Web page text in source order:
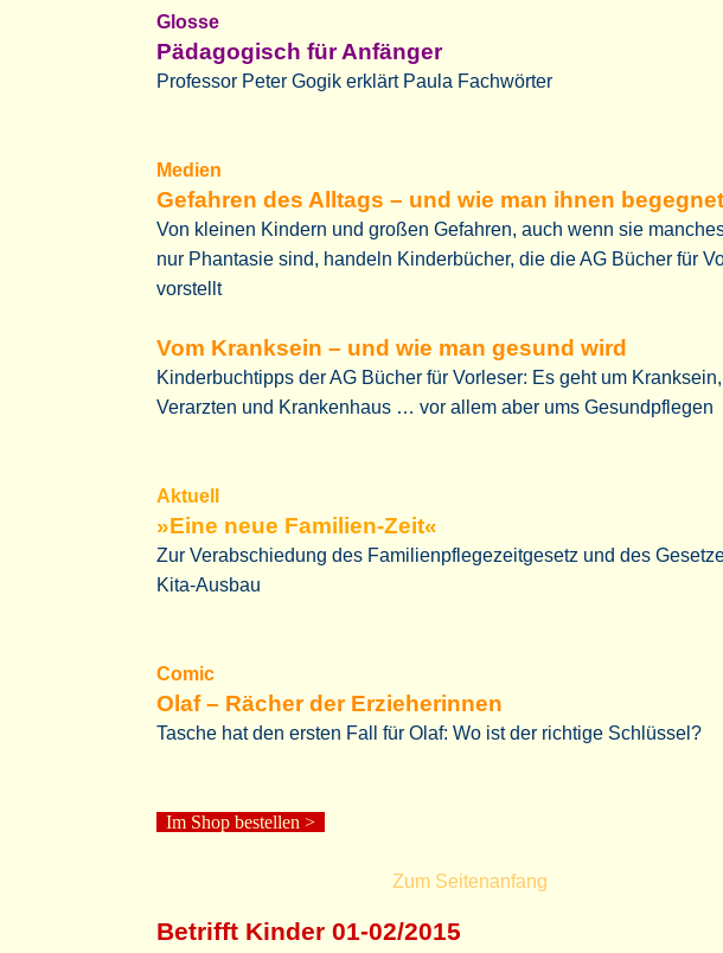
Glosse
Pädagogisch für Anfänger
Professor Peter Gogik erklärt Paula Fachwörter
Medien
Gefahren des Alltags – und wie man ihnen begegnet
Von kleinen Kindern und großen Gefahren, auch wenn sie
nur Phantasie sind, handeln Kinderbücher, die die AG Bücher für
vorstellt
Vom Kranksein – und wie man gesund wird
Kinderbuchtipps der AG Bücher für Vorleser: Es geht um Kranksein,
Verarzten und Krankenhaus … vor allem aber ums Gesundpflegen
Aktuell
»Eine neue Familien-Zeit«
Zur Verabschiedung des Familienpflegezeitgesetz und des
Kita-Ausbau
Comic
Olaf – Rächer der Erzieherinnen
Tasche hat den ersten Fall für Olaf: Wo ist der richtige Schlüssel?
Im Shop bestellen >
Zum Seitenanfang
Betrifft Kinder 01-02/2015